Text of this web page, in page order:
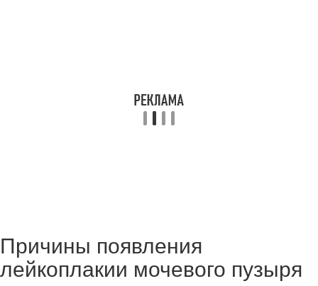
Причины появления
лейкоплакии мочевого пузыря